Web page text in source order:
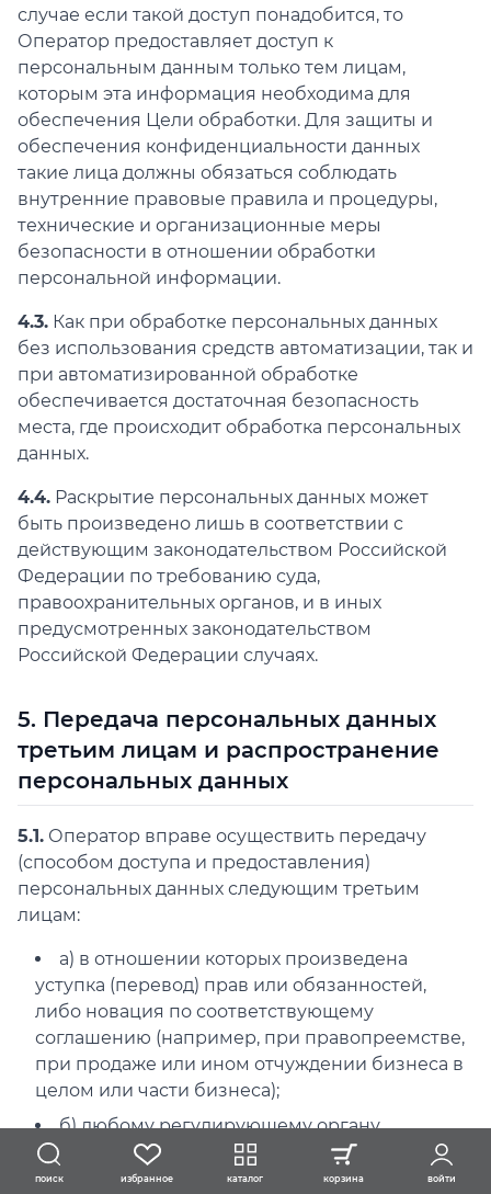
случае если такой доступ понадобится, то
Оператор предоставляет доступ к
персональным данным только тем лицам,
которым эта информация необходима для
обеспечения Цели обработки. Для защиты и
обеспечения конфиденциальности данных
такие лица должны обязаться соблюдать
внутренние правовые правила и процедуры,
технические и организационные меры
безопасности в отношении обработки
персональной информации.
4.3. Как при обработке персональных данных
без использования средств автоматизации, так и
при автоматизированной обработке
обеспечивается достаточная безопасность
места, где происходит обработка персональных
данных.
4.4. Раскрытие персональных данных может
быть произведено лишь в соответствии с
действующим законодательством Российской
Федерации по требованию суда,
правоохранительных органов, и в иных
предусмотренных законодательством
Российской Федерации случаях.
5. Передача персональных данных
третьим лицам и распространение
персональных данных
5.1. Оператор вправе осуществить передачу
(способом доступа и предоставления)
персональных данных следующим третьим
лицам:
а) в отношении которых произведена
уступка (перевод) прав или обязанностей,
либо новация по соответствующему
соглашению (например, при правопреемстве,
при продаже или ином отчуждении бизнеса в
целом или части бизнеса);
б) любому регулирующему органу,
правоохранительным органам, центральным
или местным органам власти, другим
поиск избранное каталог корзина войти